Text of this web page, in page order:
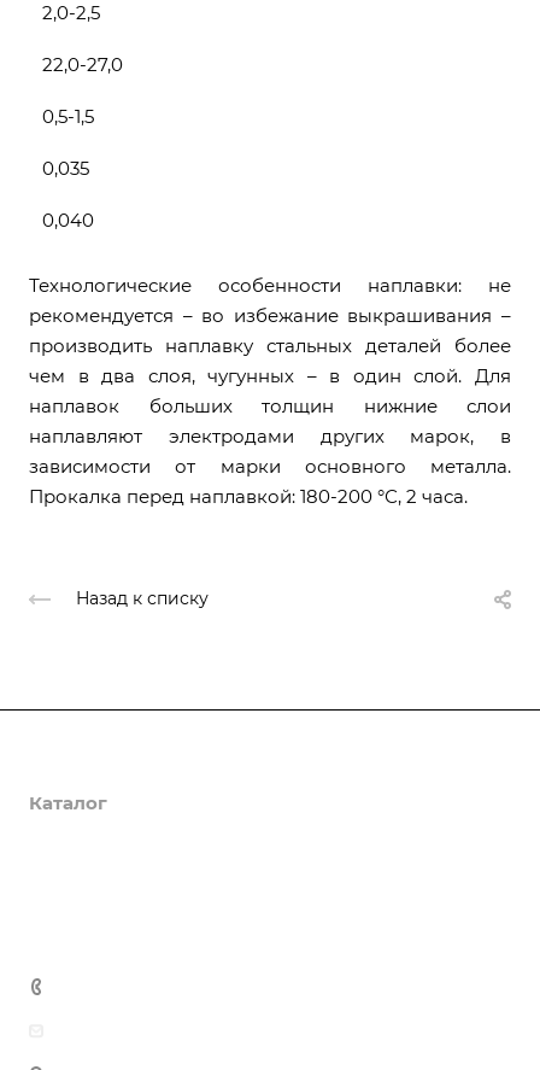
2,0-2,5
22,0-27,0
0,5-1,5
0,035
0,040
Технологические особенности наплавки: не
рекомендуется – во избежание выкрашивания –
производить наплавку стальных деталей более
чем в два слоя, чугунных – в один слой. Для
наплавок больших толщин нижние слои
наплавляют электродами других марок, в
зависимости от марки основного металла.
Прокалка перед наплавкой: 180-200 °С, 2 часа.
Назад к списку
Каталог